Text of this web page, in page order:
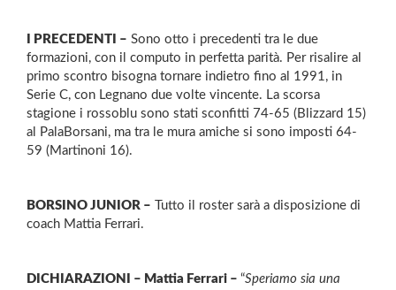
I PRECEDENTI – Sono otto i precedenti tra le due
formazioni, con il computo in perfetta parità. Per risalire al
primo scontro bisogna tornare indietro fino al 1991, in
Serie C, con Legnano due volte vincente. La scorsa
stagione i rossoblu sono stati sconfitti 74-65 (Blizzard 15)
al PalaBorsani, ma tra le mura amiche si sono imposti 64-
59 (Martinoni 16).
BORSINO JUNIOR – Tutto il roster sarà a disposizione di
coach Mattia Ferrari.
DICHIARAZIONI – Mattia Ferrari – “Speriamo sia una